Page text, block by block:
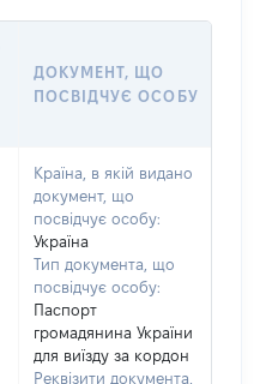
ДОКУМЕНТ, ЩО
ПОСВІДЧУЄ ОСОБУ
Країна, в якій видано
документ, що
посвідчує особу:
Україна
Тип документа, що
посвідчує особу:
Паспорт
громадянина України
для виїзду за кордон
Реквізити документа,